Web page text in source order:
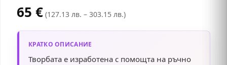
65 € (127.13 лв. – 303.15 лв.)
КРАТКО ОПИСАНИЕ
Творбата е изработена с помощта на ръчно